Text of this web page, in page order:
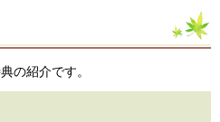
の紹介です。